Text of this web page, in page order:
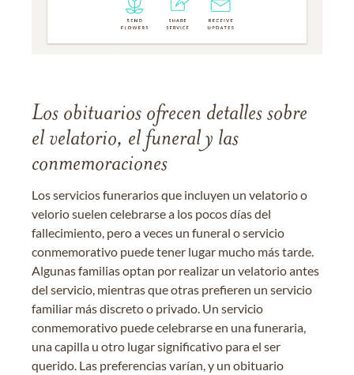
Los obituarios ofrecen detalles sobre
el velatorio, el funeral y las
conmemoraciones
Los servicios funerarios que incluyen un velatorio o
velorio suelen celebrarse a los pocos días del
fallecimiento, pero a veces un funeral o servicio
conmemorativo puede tener lugar mucho más tarde.
Algunas familias optan por realizar un velatorio antes
del servicio, mientras que otras prefieren un servicio
familiar más discreto o privado. Un servicio
conmemorativo puede celebrarse en una funeraria,
una capilla u otro lugar significativo para el ser
querido. Las preferencias varían, y un obituario